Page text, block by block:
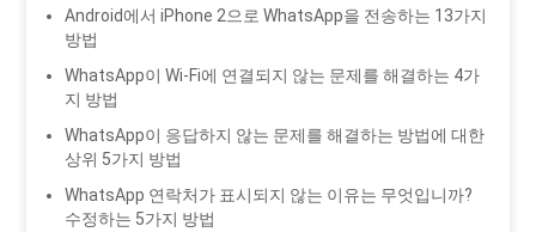
Android에서 iPhone 2으로 WhatsApp을 전송하는 13가지
방법
WhatsApp이 Wi-Fi에 연결되지 않는 문제를 해결하는 4가
지 방법
WhatsApp이 응답하지 않는 문제를 해결하는 방법에 대한
상위 5가지 방법
WhatsApp 연락처가 표시되지 않는 이유는 무엇입니까?
수정하는 5가지 방법